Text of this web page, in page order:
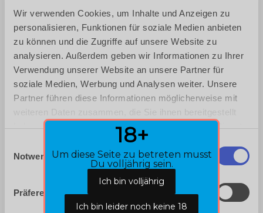
Wir verwenden Cookies, um Inhalte und Anzeigen zu
personalisieren, Funktionen für soziale Medien anbieten
zu können und die Zugriffe auf unsere Website zu
analysieren. Außerdem geben wir Informationen zu Ihrer
Verwendung unserer Website an unsere Partner für
soziale Medien, Werbung und Analysen weiter. Unsere
Partner führen diese Informationen möglicherweise mit
weiteren Daten zusammen, die Sie ihnen bereitgestellt
haben oder die sie im Rahmen Ihrer Nutzung der Dienste
Notwendig
Präferenzen
Erkennung von Eingabefehlern kann dabei die
Vergrößerungsfunktion des Browsers sein, mit
deren Hilfe die Darstellung auf dem Bildschirm
vergrößert wird. Seine Eingaben kann der Kunde
im Rahmen des elektronischen Bestellprozesses
so lange über die üblichen Tastatur- und
Mausfunktionen korrigieren, bis er den den
Bestellvorgang abschließenden Button anklickt.
Für den Vertragsschluss steht ausschließlich
die deutsche Sprache zur Verfügung.
Die Bestellabwicklung und Kontaktaufnahme
finden in der Regel per E-Mail und
18+
Um diese Seite zu betreten musst
Du volljährig sein.